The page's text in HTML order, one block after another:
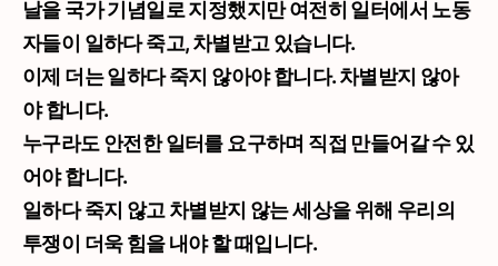
날을 국가 기념일로 지정했지만 여전히 일터에서 노동
자들이 일하다 죽고, 차별받고 있습니다.
이제 더는 일하다 죽지 않아야 합니다. 차별받지 않아
야 합니다.
누구라도 안전한 일터를 요구하며 직접 만들어갈 수 있
어야 합니다.
일하다 죽지 않고 차별받지 않는 세상을 위해 우리의
투쟁이 더욱 힘을 내야 할 때입니다.